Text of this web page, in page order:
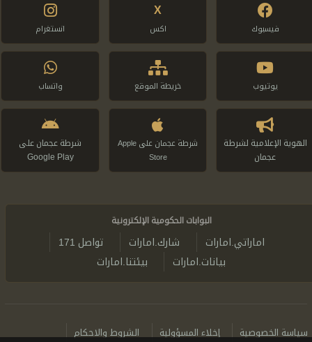
فيسبوك
X
اكس انستغرام
يوتيوب خريطة الموقع واتساب
الهوية الإعلامية لشرطة
عجمان
شرطة عجمان على Apple
Store
شرطة عجمان على
Google Play
البوابات الحكومية الإلكترونية
اماراتي.امارات شارك.امارات
تواصل 171
بيانات.امارات
بيئتنا.امارات
سياسة الخصوصية إخلاء المسؤولية الشروط والاحكام